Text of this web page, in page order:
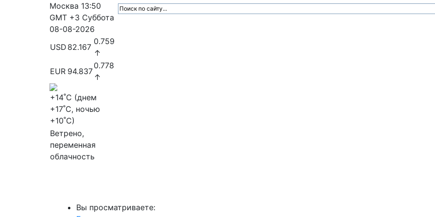
Москва 13:50
GMT +3 Суббота
08-08-2026
USD 82.167
0.759
↑
EUR 94.837
0.778
↑
+14˚C (днем
+17˚C, ночью
+10˚C)
Ветрено,
переменная
облачность
Вы просматриваете: